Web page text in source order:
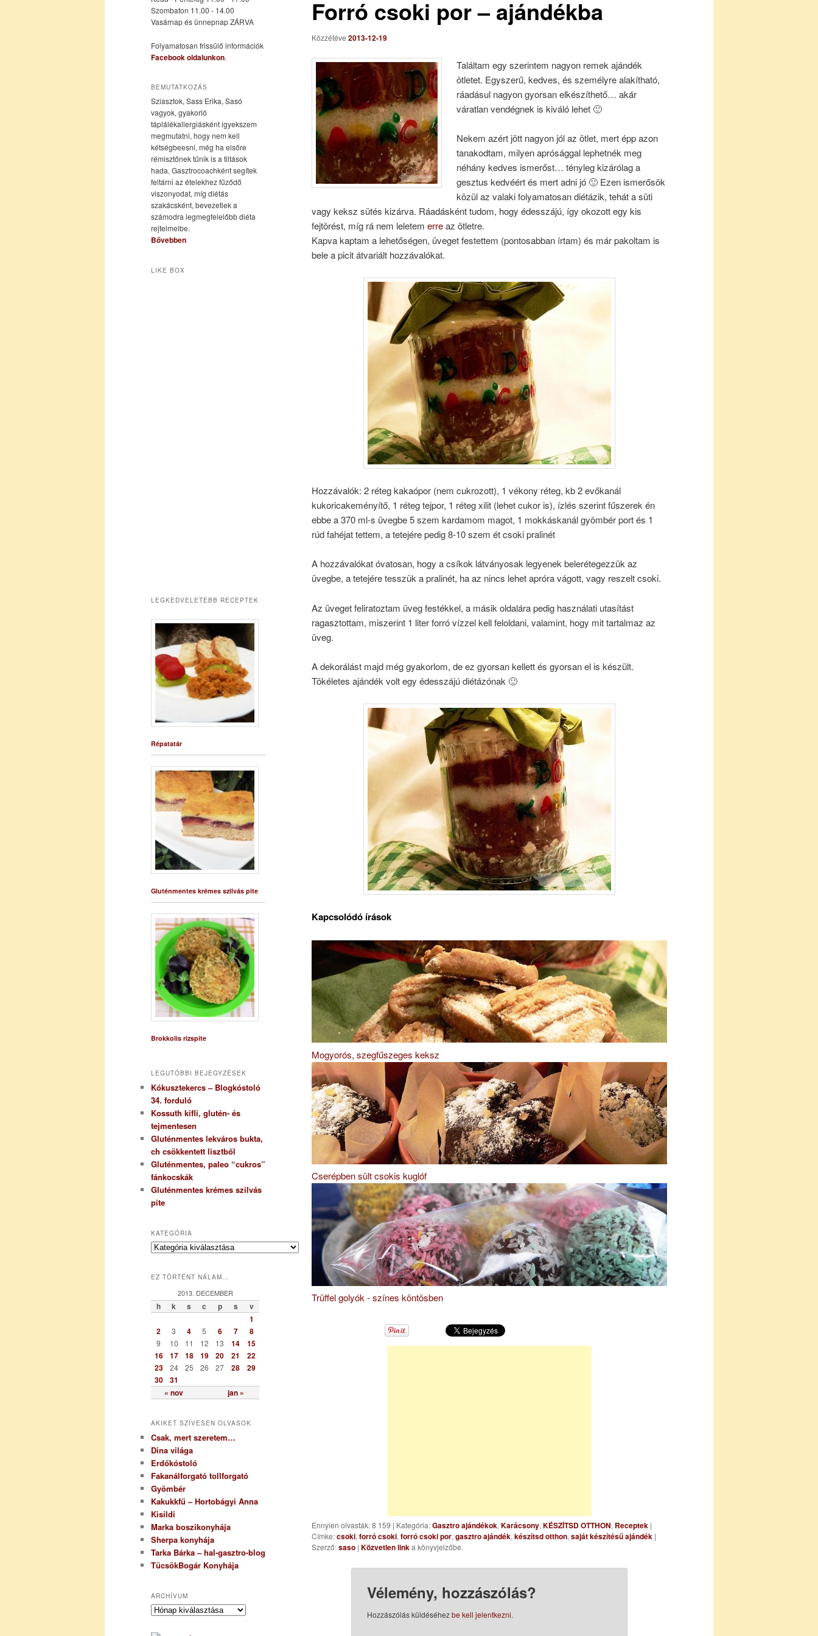
tartalomra
tartalomra Forró csoki por – ajándékba
Közzétéve 2013-12-19
Találtam egy szerintem nagyon remek ajándék
ötletet. Egyszerű, kedves, és személyre alakítható,
ráadásul nagyon gyorsan elkészíthető… akár
váratlan vendégnek is kiváló lehet 🙂
Nekem azért jött nagyon jól az ötlet, mert épp azon
tanakodtam, milyen aprósággal lephetnék meg
néhány kedves ismerőst… tényleg kizárólag a
gesztus kedvéért és mert adni jó 🙂 Ezen ismerősök
közül az valaki folyamatosan diétázik, tehát a süti
vagy keksz sütés kizárva. Ráadásként tudom, hogy édesszájú, így okozott egy kis
fejtörést, míg rá nem leletem erreaz ötletre.
Kapva kaptam a lehetőségen, üveget festettem (pontosabban írtam) és már pakoltam is
bele a picit átvariált hozzávalókat.
Hozzávalók: 2 réteg kakaópor (nem cukrozott), 1 vékony réteg, kb 2 evőkanál
kukoricakeményítő, 1 réteg tejpor, 1 réteg xilit (lehet cukor is), ízlés szerint fűszerek én
ebbe a 370 ml-s üvegbe 5 szem kardamom magot, 1 mokkáskanál gyömbér port és 1
rúd fahéjat tettem, a tetejére pedig 8-10 szem ét csoki pralinét
A hozzávalókat óvatosan, hogy a csíkok látványosak legyenek belerétegezzük az
üvegbe, a tetejére tesszük a pralinét, ha az nincs lehet apróra vágott, vagy reszelt csoki.
Az üveget feliratoztam üveg festékkel, a másik oldalára pedig használati utasítást
ragasztottam, miszerint 1 liter forró vízzel kell feloldani, valamint, hogy mit tartalmaz az
üveg.
A dekorálást majd még gyakorlom, de ez gyorsan kellett és gyorsan el is készült.
Tökéletes ajándék volt egy édesszájú diétázónak 🙂
Kapcsolódó írások
Mogyorós, szegfűszeges keksz
Cserépben sült csokis kuglóf
Trüffel golyók - színes köntösben
Ennyien olvasták: 8 159 | Kategória:Gasztro ajándékok, Karácsony, KÉSZÍTSD OTTHON, Receptek |
Címke:csoki, forró csoki, forró csoki por, gasztro ajándék, készítsd otthon, saját készítésű ajándék |
Szerző:saso | Közvetlen linka könyvjelzőbe.
Vélemény, hozzászólás?
Hozzászólás küldéséhezbe kell jelentkezni.
Szombaton 11.00 - 14.00
Vasárnap és ünnepnap ZÁRVA
Folyamatosan frissülő információk
Facebook oldalunkon.
BEMUTATKOZÁS
Sziasztok, Sass Erika, Sasó
vagyok, gyakorló
táplálékallergiásként igyekszem
megmutatni, hogy nem kell
kétségbeesni, még ha elsőre
rémisztőnek tűnik is a tiltások
hada. Gasztrocoachként segítek
feltárni az ételekhez fűződő
viszonyodat, míg diétás
szakácsként, bevezetlek a
számodra legmegfelelőbb diéta
rejtelmeibe.
Bővebben
LIKE BOX
LEGKEDVELETEBB RECEPTEK
Répatatár
Gluténmentes krémes szilvás pite
Brokkolis rizspite
LEGUTÓBBI BEJEGYZÉSEK
Kókusztekercs – Blogkóstoló
34. forduló
Kossuth kifli, glutén- és
tejmentesen
Gluténmentes lekváros bukta,
ch csökkentett lisztből
Gluténmentes, paleo “cukros”
fánkocskák
Gluténmentes krémes szilvás
pite
KATEGÓRIA
K
e
r
EZ TÖRTÉNT NÁLAM…
2013. DECEMBER
h k s c p s v
« nov jan »
1
2
3 4 5 6 7 8
9 10 11 12 13 14
15
16
17 18 19 20 21
22
23
24 25 26 27 28
29
30
31
AKIKET SZÍVESEN OLVASOK
Csak, mert szeretem…
Dina világa
Erdőkóstoló
Fakanálforgató tollforgató
Gyömbér
Kakukkfű – Hortobágyi Anna
Kisildi
Marka boszikonyhája
Sherpa konyhája
Tarka Bárka – hal-gasztro-blog
TücsökBogár Konyhája
ARCHÍVUM
A
c